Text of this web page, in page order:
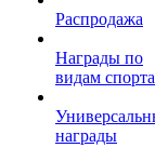
Распродажа
Награды по
видам спорта
награды